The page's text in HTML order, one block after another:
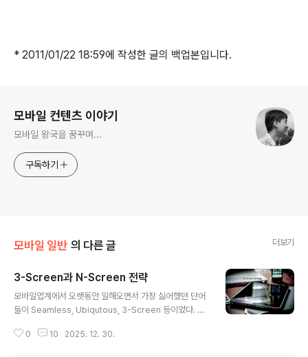
* 2011/01/22 18:59에 작성한 글의 백업본입니다.
모바일 컨텐츠 이야기
모바일 왕국을 꿈꾸며...
구독하기
모바일 일반 의 다른 글 더보기
3-Screen과 N-Screen 전략
모바일업계에서 오랫동안 일해오면서 가장 싫어했던 단어
들이 Seamless, Ubiqutous, 3-Screen 등이었다. 이
Device에서 하나의 서비스를 동일한 사용성으로 제공한
0 10 2025. 12. 30.